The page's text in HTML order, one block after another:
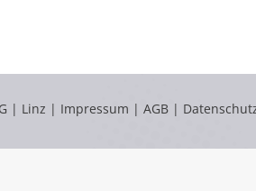
| Linz | Impressum | AGB |